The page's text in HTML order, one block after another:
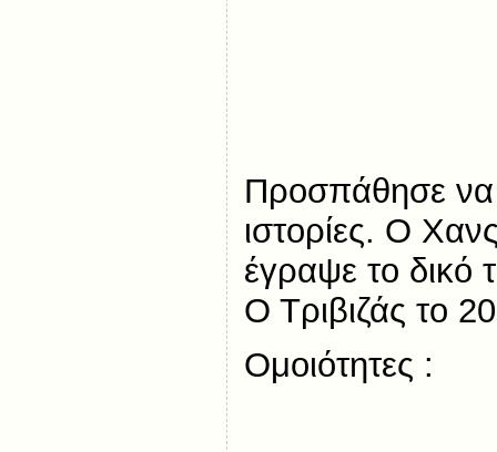
Προσπάθησε να
ιστορίες. Ο
έγραψε το δικό
Ο Τριβιζάς το
Ομοιότητες :